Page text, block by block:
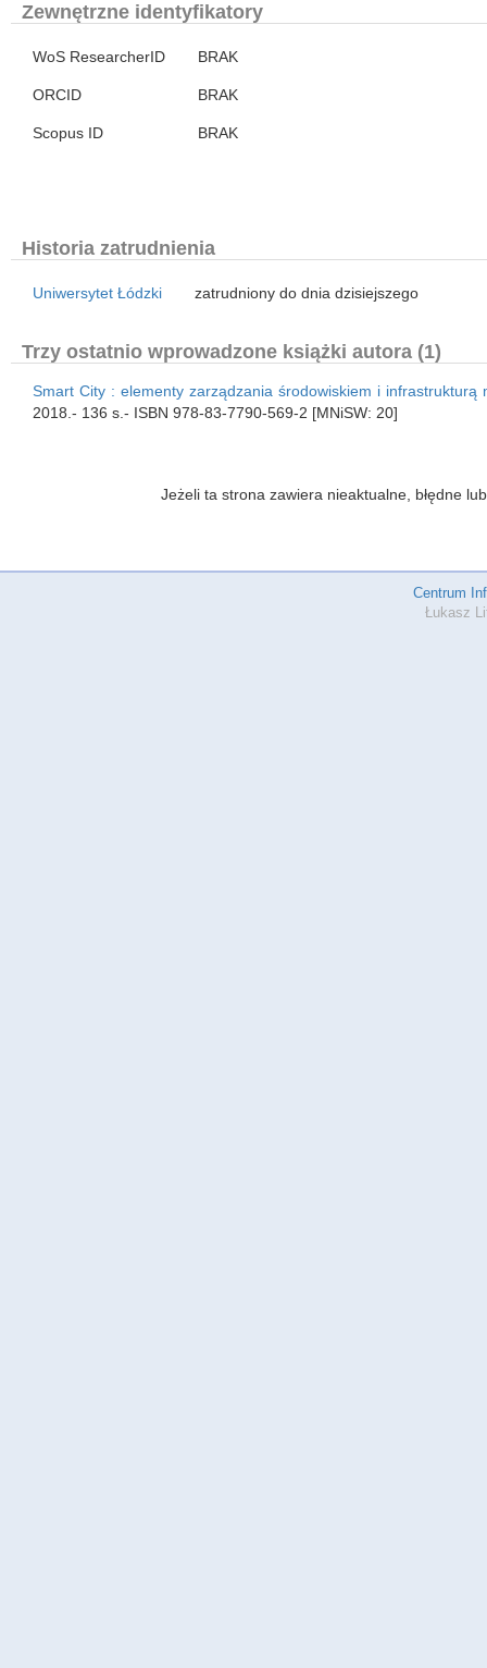
Zewnętrzne identyfikatory
WoS ResearcherID BRAK
ORCID BRAK
Scopus ID BRAK
Historia zatrudnienia
Uniwersytet Łódzki zatrudniony do dnia dzisiejszego
Trzy ostatnio wprowadzone książki autora (1)
Smart City : elementy zarządzania środowiskiem i infrastrukturą
2018.- 136 s.- ISBN 978-83-7790-569-2 [MNiSW: 20]
Jeżeli ta strona zawiera nieaktualne, błędne
Centrum
Łukasz